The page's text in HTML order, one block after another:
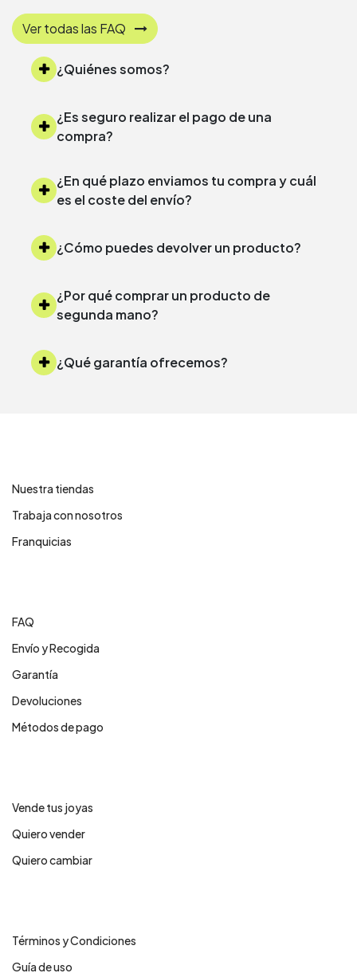
Ver todas las FAQ
¿Quiénes somos?
¿Es seguro realizar el pago de una
compra?
¿En qué plazo enviamos tu compra y cuál
es el coste del envío?
¿Cómo puedes devolver un producto?
¿Por qué comprar un producto de
segunda mano?
¿Qué garantía ofrecemos?
Nuestra tiendas
Trabaja con nosotros
Franquicias
FAQ
Envío y Recogida
Garantía
Devoluciones
Métodos de pago
Vende tus joyas
Quiero vender
Quiero cambiar
Términos y Condiciones
Guía de uso